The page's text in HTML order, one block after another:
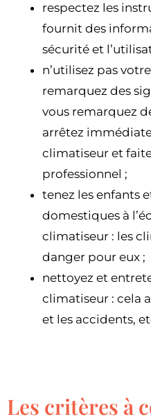
respectez les
fournit des
sécurité et
n’utilisez pas
remarquez des
vous remarquez
arrêtez
climatiseur et
professionnel ;
tenez les enfants
domestiques à
climatiseur : les
danger pour eux ;
nettoyez et
climatiseur : cela
et les accidents,
Les critères à